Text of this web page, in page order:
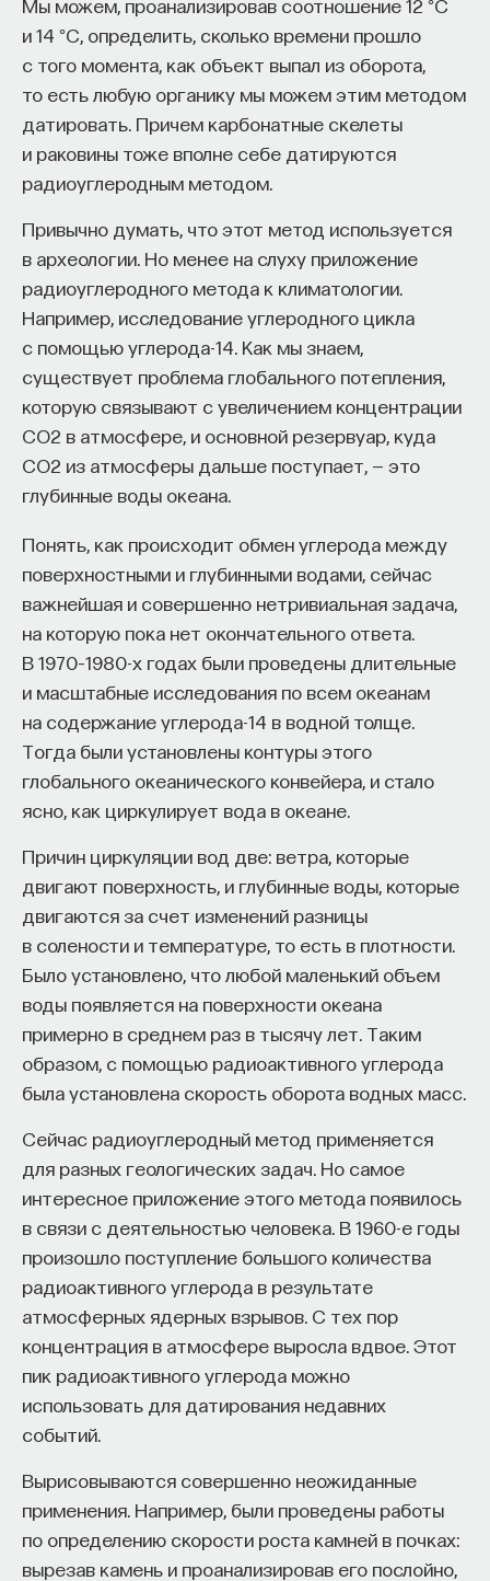
Мы можем, проанализировав соотношение 12 °C
и 14 °C, определить, сколько времени прошло
с того момента, как объект выпал из оборота,
то есть любую органику мы можем этим методом
датировать. Причем карбонатные скелеты
и раковины тоже вполне себе датируются
радиоуглеродным методом.
Привычно думать, что этот метод используется
в археологии. Но менее на слуху приложение
радиоуглеродного метода к климатологии.
Например, исследование углеродного цикла
с помощью углерода-14. Как мы знаем,
существует проблема глобального потепления,
которую связывают с увеличением концентрации
CO2 в атмосфере, и основной резервуар, куда
CO2 из атмосферы дальше поступает, — это
глубинные воды океана.
Понять, как происходит обмен углерода между
поверхностными и глубинными водами, сейчас
важнейшая и совершенно нетривиальная задача,
на которую пока нет окончательного ответа.
В 1970–1980-х годах были проведены длительные
и масштабные исследования по всем океанам
на содержание углерода-14 в водной толще.
Тогда были установлены контуры этого
глобального океанического конвейера, и стало
ясно, как циркулирует вода в океане.
Причин циркуляции вод две: ветра, которые
двигают поверхность, и глубинные воды, которые
двигаются за счет изменений разницы
в солености и температуре, то есть в плотности.
Было установлено, что любой маленький объем
воды появляется на поверхности океана
примерно в среднем раз в тысячу лет. Таким
образом, с помощью радиоактивного углерода
была установлена скорость оборота водных масс.
Сейчас радиоуглеродный метод применяется
для разных геологических задач. Но самое
интересное приложение этого метода появилось
в связи с деятельностью человека. В 1960-е годы
произошло поступление большого количества
радиоактивного углерода в результате
атмосферных ядерных взрывов. С тех пор
концентрация в атмосфере выросла вдвое. Этот
пик радиоактивного углерода можно
использовать для датирования недавних
событий.
Вырисовываются совершенно неожиданные
применения. Например, были проведены работы
по определению скорости роста камней в почках:
вырезав камень и проанализировав его послойно,
оно формируется. Нам долго казалось, что
преподаватель может просто хорошо и логично
изложить материал, а студент — зафиксировать
его и затем воспроизвести. Но самый важный
момент происходит потом, когда человек
остается один на один с этим материалом
что настоящее образование происходит
не в аудитории, а за ее пределами».
ИИ полезен не как костыль, а как
сложный собеседник
«Мы не наказываем студентов за использование
ИИ, потому что сам факт его использования еще
ничего не объясняет. Важно не то, что студент
обратился к ИИ, а то, как именно он это делает.
ресурс или способ сэкономить усилия, студенты
чаще всего лишь снижают когнитивную
нагрузку — а университет вообще не для этого
создан. Они некритично делегируют агенту
самые разные задачи и переносят в эту
коммуникацию далеко не лучшие привычки.
Но если использовать ИИ как сложного
собеседника, который заставляет уточнять
основания, спорить и продумывать собственную
позицию, тогда студент действительно
продвигается. Решающее значение имеет
не объем общения и не тип задания, а характер
самой коммуникации».
«Мыслить как учёный» — подкаст основателя
ПостНауки Ивара Максутова о людях, которые
меняют мир. В каждом выпуске — разговоры
с исследователями, предпринимателями,
инвесторами и изобретателями. За десятки
модели вместе с Михаилом Бурцевым, цифровые
данные в фармацевтике с Ириной Ефименко,
агротехнологии с Михаилом Тавером и много
других тем — от коучинга до фармакогенетики.
В будущих выпусках их список будет только
расширяться — слушайте подкаст на
Яндекс Музыке ,Apple Podcasts,VKи Spotify
6/30/2026
НАПИСАТЬ НАМ
НАД МАТЕРИАЛОМ РАБОТАЛИ